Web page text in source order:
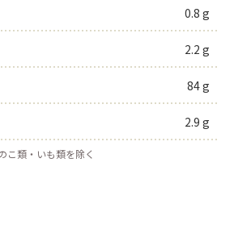
0.8 g
2.2 g
84 g
2.9 g
こ類・いも類を除く